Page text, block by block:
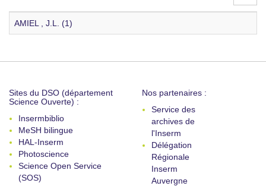
AMIEL , J.L. (1)
Sites du DSO (département
Science Ouverte) :
Insermbiblio
MeSH bilingue
HAL-Inserm
Photoscience
Science Open Service
(SOS)
Nos partenaires :
Service des
archives de
l'Inserm
Délégation
Régionale
Inserm
Auvergne